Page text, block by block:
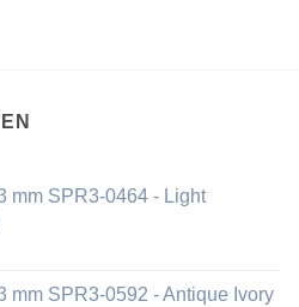
mm SPR3-0464 - Light
mm SPR3-0592 - Antique Ivory